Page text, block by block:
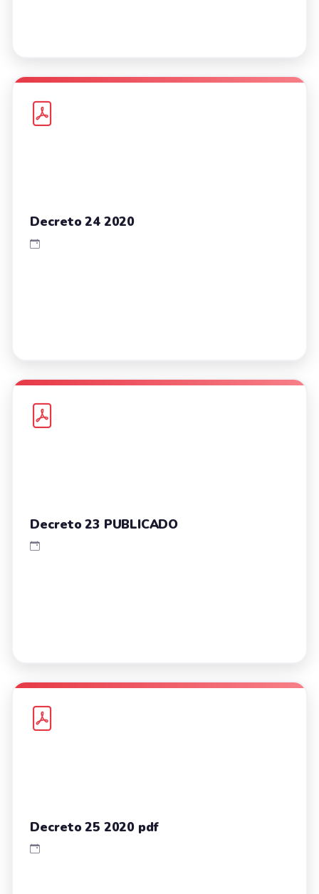
Decreto 24 2020
Decreto 23 PUBLICADO
Decreto 25 2020 pdf